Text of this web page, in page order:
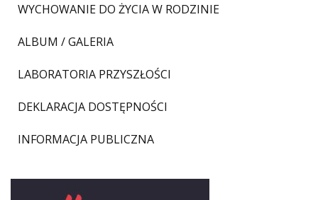
WYCHOWANIE DO ŻYCIA W RODZINIE
ALBUM / GALERIA
LABORATORIA PRZYSZŁOŚCI
DEKLARACJA DOSTĘPNOŚCI
INFORMACJA PUBLICZNA